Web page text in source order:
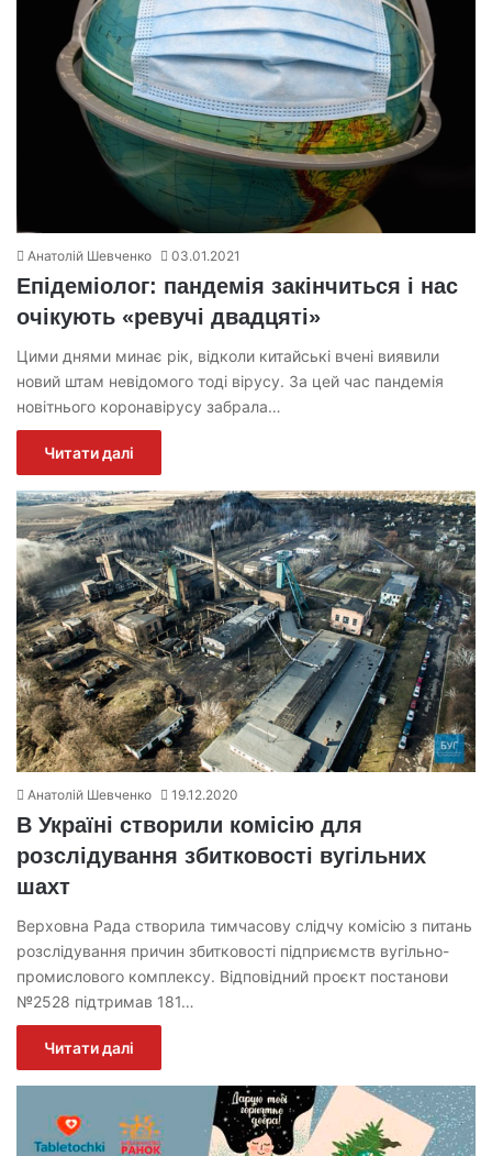
Анатолій Шевченко 03.01.2021
Епідеміолог: пандемія закінчиться і нас
очікують «ревучі двадцяті»
Цими днями минає рік, відколи китайські вчені виявили
новий штам невідомого тоді вірусу. За цей час пандемія
новітнього коронавірусу забрала…
Читати далі
Анатолій Шевченко 19.12.2020
В Україні створили комісію для
розслідування збитковості вугільних
шахт
Верховна Рада створила тимчасову слідчу комісію з питань
розслідування причин збитковості підприємств вугільно-
промислового комплексу. Відповідний проєкт постанови
№2528 підтримав 181…
Читати далі